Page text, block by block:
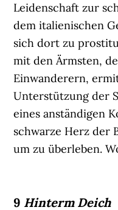
Leidenschaft zur
dem italienischen
sich dort zu
mit den Ärmsten,
Einwanderern,
Unterstützung der
eines anständigen
schwarze Herz der
um zu überleben.
9 Hinterm Deich